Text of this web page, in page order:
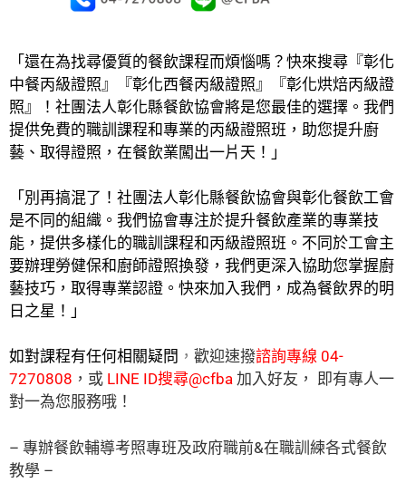
「還在為找尋優質的餐飲課程而煩惱嗎？快來搜尋『彰化
中餐丙級證照』『彰化西餐丙級證照』『彰化烘焙丙級證
照』！社團法人彰化縣餐飲協會將是您最佳的選擇。我們
提供免費的職訓課程和專業的丙級證照班，助您提升廚
藝、取得證照，在餐飲業闖出一片天！」
「別再搞混了！社團法人彰化縣餐飲協會與彰化餐飲工會
是不同的組織。我們協會專注於提升餐飲產業的專業技
能，提供多樣化的職訓課程和丙級證照班。不同於工會主
要辦理勞健保和廚師證照換發，我們更深入協助您掌握廚
藝技巧，取得專業認證。快來加入我們，成為餐飲界的明
日之星！」
如對課程有任何相關疑問 ， 歡迎速撥諮詢專線 04-
7270808 ， 或 LINE ID搜尋@cfba 加入好友， 即有專人一
對一為您服務哦！
– 專辦餐飲輔導考照專班及政府職前&在職訓練各式餐飲
教學 –